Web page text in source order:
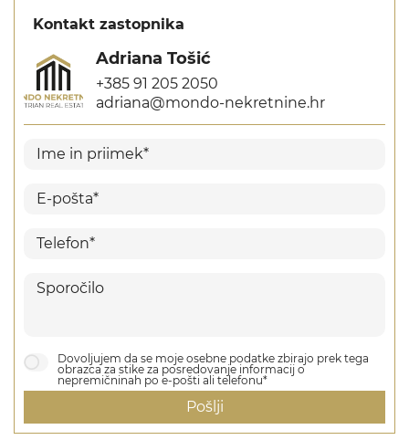
Kontakt zastopnika
Adriana Tošić
+385 91 205 2050
adriana@mondo-nekretnine.hr
Dovoljujem da se moje osebne podatke zbirajo prek tega
obrazca za stike za posredovanje informacij o
nepremičninah po e-pošti ali telefonu*
Pošlji